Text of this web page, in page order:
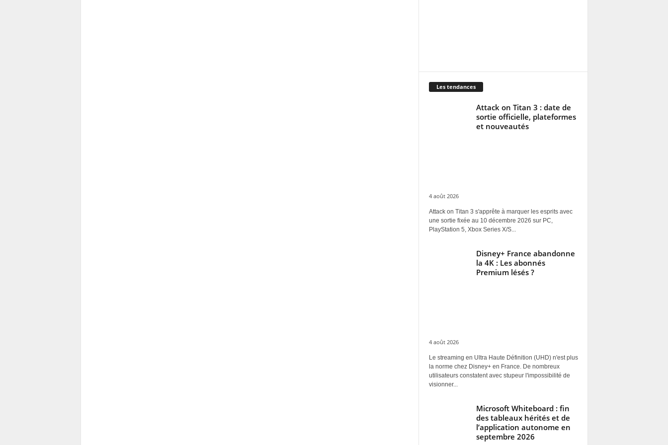
Les tendances
Attack on Titan 3 : date de
sortie officielle, plateformes
et nouveautés
4 août 2026
Attack on Titan 3 s'apprête à marquer les esprits avec
une sortie fixée au 10 décembre 2026 sur PC,
PlayStation 5, Xbox Series X/S...
Disney+ France abandonne
la 4K : Les abonnés
Premium lésés ?
4 août 2026
Le streaming en Ultra Haute Définition (UHD) n'est plus
la norme chez Disney+ en France. De nombreux
utilisateurs constatent avec stupeur l'impossibilité de
visionner...
Microsoft Whiteboard : fin
des tableaux hérités et de
l’application autonome en
septembre 2026